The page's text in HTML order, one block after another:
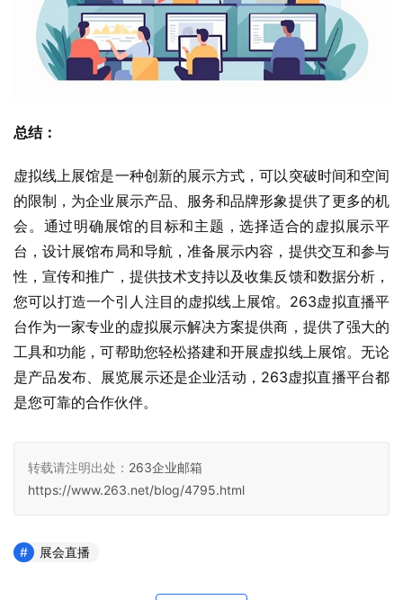
总结：
虚拟线上展馆是一种创新的展示方式，可以突破时间和空间
的限制，为企业展示产品、服务和品牌形象提供了更多的机
会。通过明确展馆的目标和主题，选择适合的虚拟展示平
台，设计展馆布局和导航，准备展示内容，提供交互和参与
性，宣传和推广，提供技术支持以及收集反馈和数据分析，
您可以打造一个引人注目的虚拟线上展馆。263虚拟直播平
台作为一家专业的虚拟展示解决方案提供商，提供了强大的
工具和功能，可帮助您轻松搭建和开展虚拟线上展馆。无论
是产品发布、展览展示还是企业活动，263虚拟直播平台都
是您可靠的合作伙伴。
转载请注明出处： 263企业邮箱
https://www.263.net/blog/4795.html
展会直播